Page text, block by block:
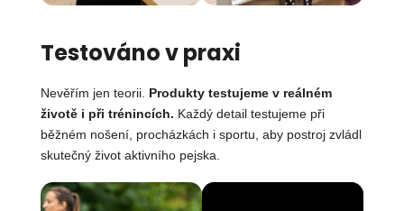
Testováno v praxi
Nevěřím jen teorii. Produkty testujeme v reálném
životě i při trénincích. Každý detail testujeme při
běžném nošení, procházkách i sportu, aby postroj zvládl
skutečný život aktivního pejska.